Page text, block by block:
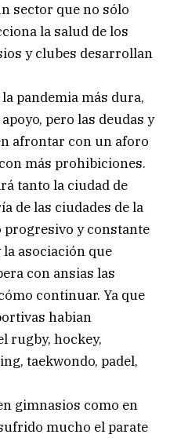
sector que no sólo
la salud de los
y clubes desarrollan
pandemia más dura,
pero las deudas y
afrontar con un aforo
más prohibiciones.
tanto la ciudad de
de las ciudades de la
y constante
la asociación que
con ansias las
continuar. Ya que
habian
rugby, hockey,
taekwondo, padel,
gimnasios como en
mucho el parate